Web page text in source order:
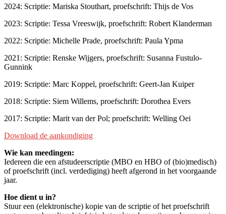
2024: Scriptie: Mariska Stouthart, proefschrift: Thijs de Vos
2023: Scriptie: Tessa Vreeswijk, proefschrift: Robert Klanderman
2022: Scriptie: Michelle Prade, proefschrift: Paula Ypma
2021: Scriptie: Renske Wijgers, proefschrift: Susanna Fustulo-
Gunnink
2019: Scriptie: Marc Koppel, proefschrift: Geert-Jan Kuiper
2018: Scriptie: Siem Willems, proefschrift: Dorothea Evers
2017: Scriptie: Marit van der Pol; proefschrift: Welling Oei
Download de aankondiging
Wie kan meedingen:
Iedereen die een afstudeerscriptie (MBO en HBO of (bio)medisch)
of proefschrift (incl. verdediging) heeft afgerond in het voorgaande
jaar.
Hoe dient u in?
Stuur een (elektronische) kopie van de scriptie of het proefschrift